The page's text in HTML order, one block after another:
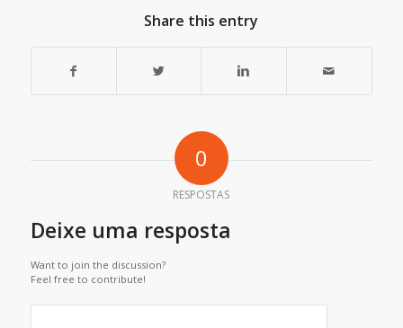
Share this entry
0
RESPOSTAS
Deixe uma resposta
Want to join the discussion?
Feel free to contribute!